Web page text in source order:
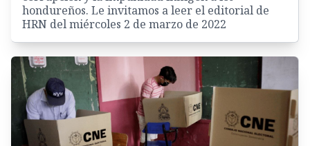
hondureños. Le invitamos a leer el editorial de
HRN del miércoles 2 de marzo de 2022